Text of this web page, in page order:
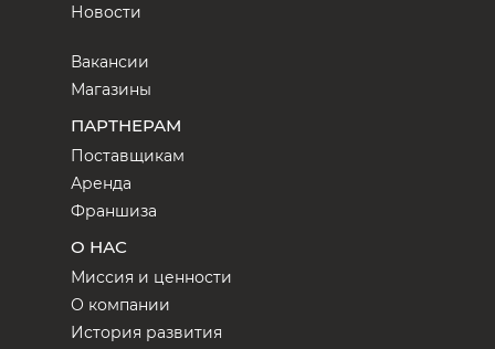
Новости
Вакансии
Магазины
ПАРТНЕРАМ
Поставщикам
Аренда
Франшиза
О НАС
Миссия и ценности
О компании
История развития